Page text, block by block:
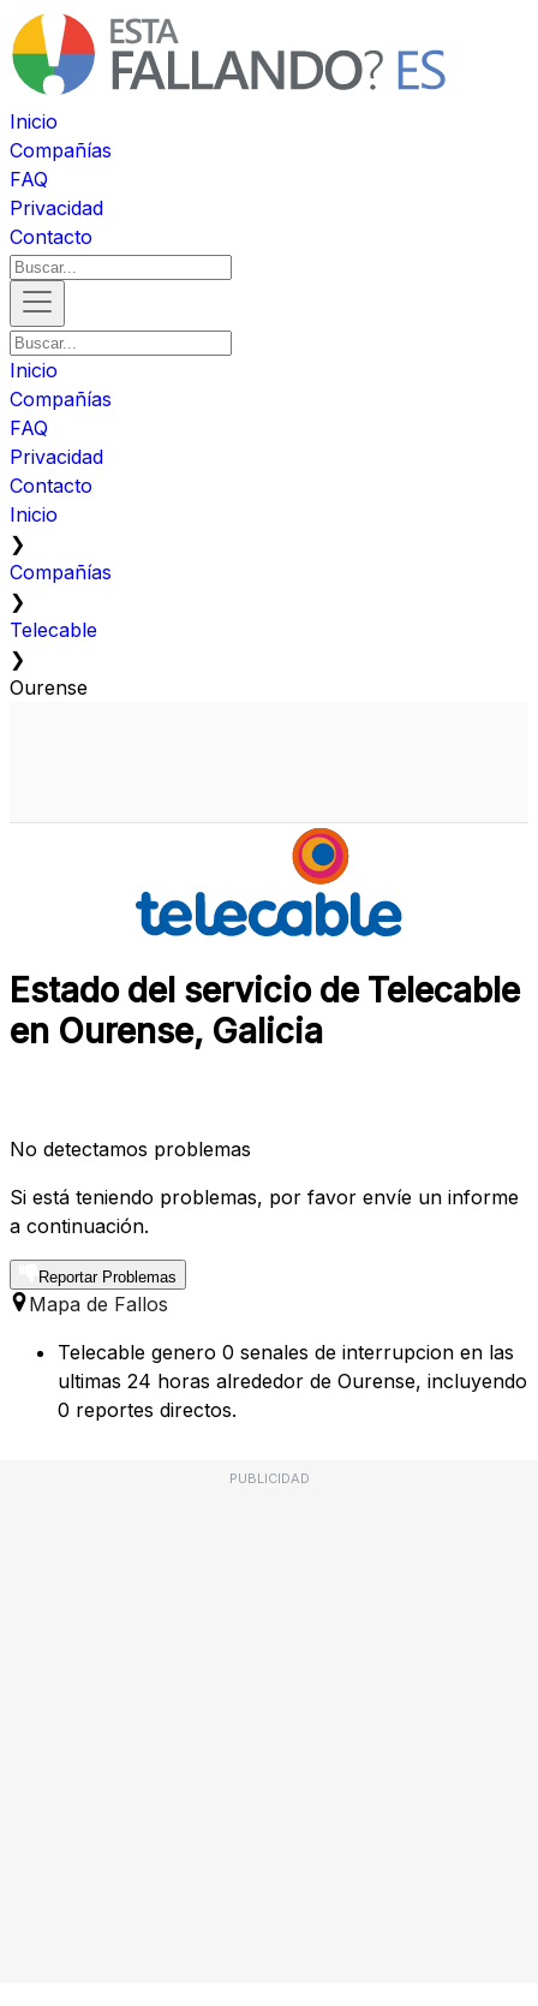
Inicio
Compañías
FAQ
Privacidad
Contacto
Inicio
Compañías
FAQ
Privacidad
Contacto
Inicio
❯
Compañías
❯
Telecable
❯
Ourense
Estado del servicio de Telecable
en Ourense, Galicia
No detectamos problemas
Si está teniendo problemas, por favor envíe un informe
a continuación.
Reportar Problemas
Mapa de Fallos
Telecable genero 0 senales de interrupcion en las
ultimas 24 horas alrededor de Ourense, incluyendo
0 reportes directos.
PUBLICIDAD